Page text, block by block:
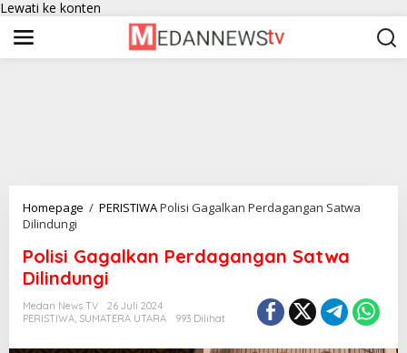
Lewati ke konten
Homepage / PERISTIWAPolisi Gagalkan Perdagangan Satwa
Dilindungi
Polisi Gagalkan Perdagangan Satwa
Dilindungi
Medan News TV
26 Juli 2024
PERISTIWA, SUMATERA UTARA 993 Dilihat